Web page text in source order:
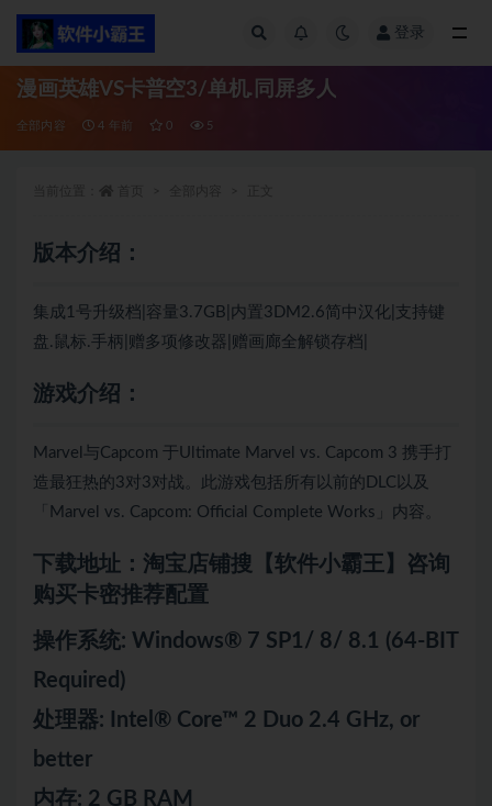
登录
漫画英雄VS卡普空3/单机.同屏多人
全部内容 4 年前 0 5
版本介绍：
集成1号升级档|容量3.7GB|内置3DM2.6简中汉化|支持键
盘.鼠标.手柄|赠多项修改器|赠画廊全解锁存档|
游戏介绍：
Marvel与Capcom 于Ultimate Marvel vs. Capcom 3 携手打
造最狂热的3对3对战。此游戏包括所有以前的DLC以及
「Marvel vs. Capcom: Official Complete Works」内容。
下载地址：淘宝店铺搜【软件小霸王】咨询
购买卡密推荐配置
操作系统: Windows® 7 SP1/ 8/ 8.1 (64-BIT
Required)
处理器: Intel® Core™ 2 Duo 2.4 GHz, or
better
内存: 2 GB RAM